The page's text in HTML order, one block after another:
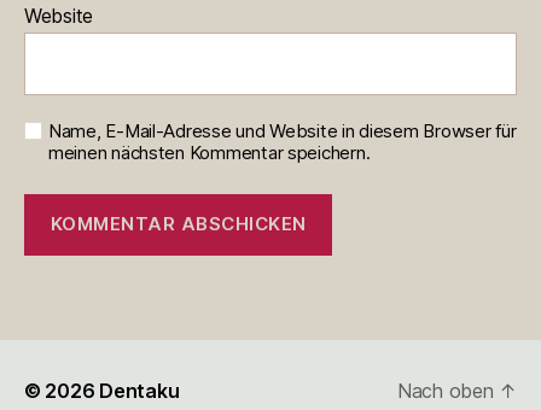
Website
Name, E-Mail-Adresse und Website in diesem Browser für
meinen nächsten Kommentar speichern.
© 2026 Dentaku Nach oben ↑